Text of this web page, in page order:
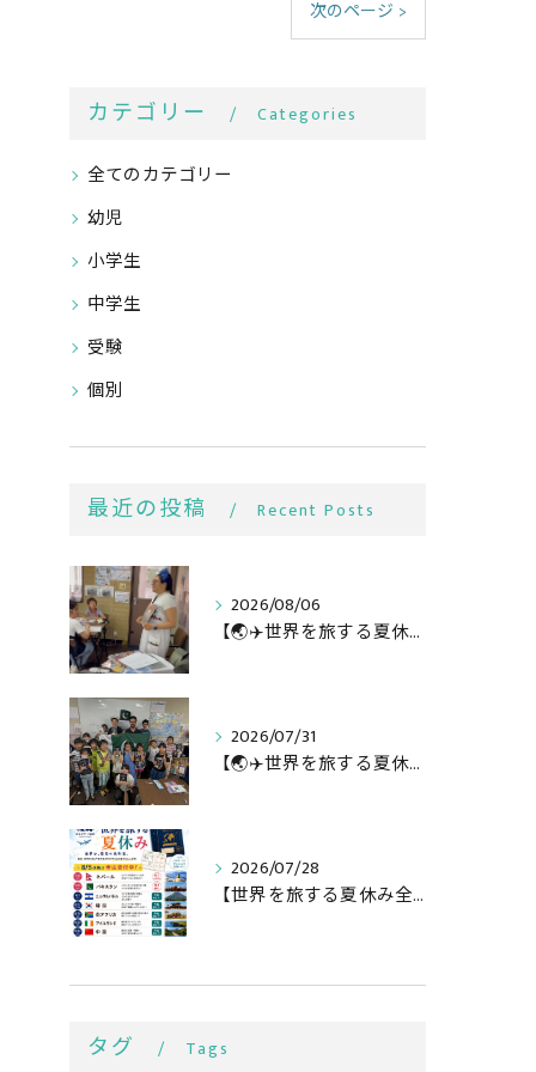
次のページ >
カテゴリー Categories
全てのカテゴリー
幼児
小学生
中学生
受験
個別
最近の投稿 Recent Posts
2026/08/06
【🌏✈️世界を旅する夏休み第3弾】
2026/07/31
【🌏✈️世界を旅する夏休み第二弾】
2026/07/28
【世界を旅する夏休み全行程🌏✈️】
タグ Tags